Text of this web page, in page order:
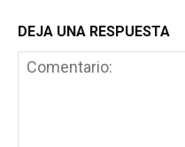
DEJA UNA RESPUESTA